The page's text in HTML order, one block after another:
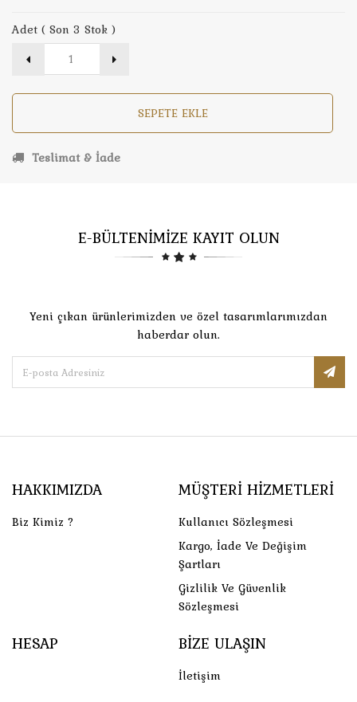
Adet ( Son 3 Stok )
SEPETE EKLE
Teslimat & İade
E-BÜLTENİMİZE KAYIT OLUN
Yeni çıkan ürünlerimizden ve özel tasarımlarımızdan
haberdar olun.
HAKKIMIZDA
Biz Kimiz ?
MÜŞTERI HIZMETLERI
Kullanıcı Sözleşmesi
Kargo, İade Ve Değişim
Şartları
Gizlilik Ve Güvenlik
Sözleşmesi
HESAP BIZE ULAŞIN
İletişim